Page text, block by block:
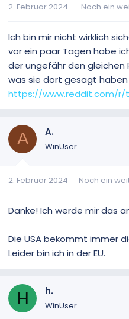
2. Februar 2024 Noch ein
Ich bin mir nicht wirklich
vor ein paar Tagen habe
der ungefähr den gleichen
was sie dort gesagt haben
https://www.reddit.com/r/
A A.
WinUser
2. Februar 2024 Noch ein
Danke! Ich werde mir das
Die USA bekommt immer
Leider bin ich in der EU.
H h.
WinUser